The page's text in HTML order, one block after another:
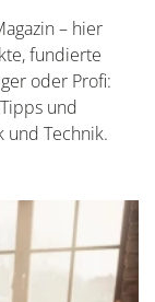
– hier
fundierte
oder Profi:
und
und Technik.